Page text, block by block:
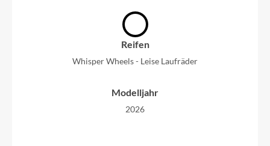
Reifen
Whisper Wheels - Leise Laufräder
Modelljahr
2026